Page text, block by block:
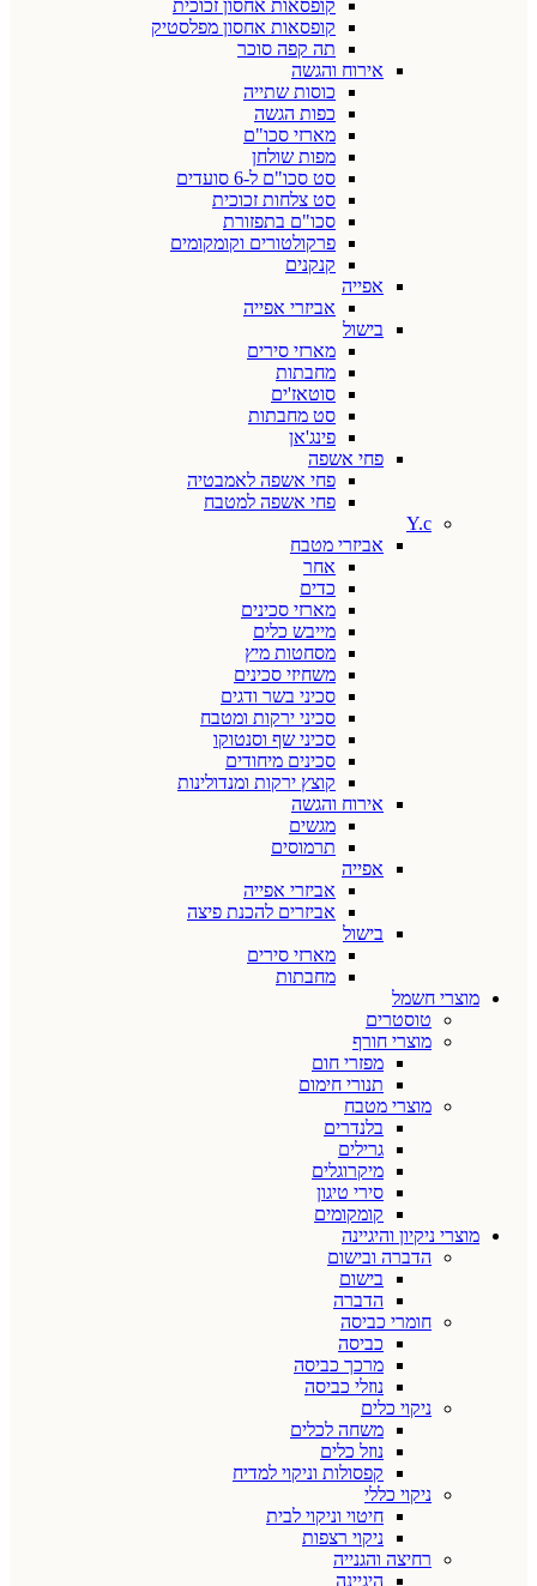
קופסאות אחסון זכוכית
קופסאות אחסון מפלסטיק
תה קפה סוכר
אירוח והגשה
כוסות שתייה
כפות הגשה
מארזי סכו"ם
מפות שולחן
סט סכו"ם ל-6 סועדים
סט צלחות זכוכית
סכו"ם בתפזורת
פרקולטורים וקומקומים
קנקנים
אפייה
אביזרי אפייה
בישול
מארזי סירים
מחבתות
סוטאז'ים
סט מחבתות
פינג'אן
פחי אשפה
פחי אשפה לאמבטיה
פחי אשפה למטבח
Y.c
אביזרי מטבח
אחר
כדים
מארזי סכינים
מייבש כלים
מסחטות מיץ
משחיזי סכינים
סכיני בשר ודגים
סכיני ירקות ומטבח
סכיני שף וסנטוקו
סכינים מיחודים
קוצץ ירקות ומנדולינות
אירוח והגשה
מגשים
תרמוסים
אפייה
אביזרי אפייה
אביזרים להכנת פיצה
בישול
מארזי סירים
מחבתות
מוצרי חשמל
טוסטרים
מוצרי חורף
מפזרי חום
תנורי חימום
מוצרי מטבח
בלנדרים
גרילים
מיקרוגלים
סירי טיגון
קומקומים
מוצרי ניקיון והיגיינה
הדברה ובישום
בישום
הדברה
חומרי כביסה
כביסה
מרכך כביסה
נוזלי כביסה
ניקוי כלים
משחה לכלים
נוזל כלים
קפסולות וניקוי למדיח
ניקוי כללי
חיטוי וניקוי לבית
ניקוי רצפות
רחיצה והגנייה
היגיינה